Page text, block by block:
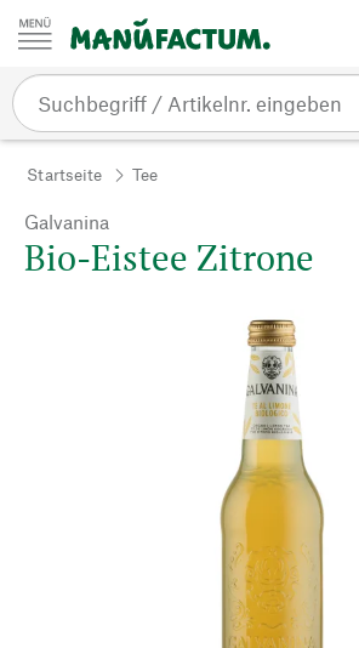
Zum Inhalt springen
Startseite Tee
Galvanina
Bio-Eistee Zitrone